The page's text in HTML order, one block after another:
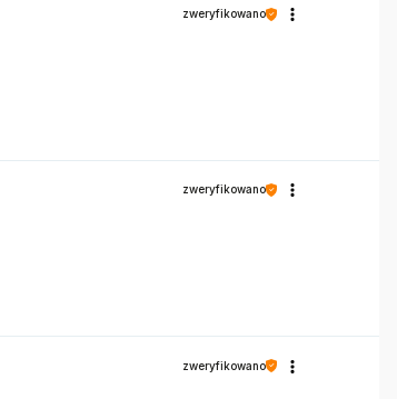
zweryfikowano
zweryfikowano
zweryfikowano